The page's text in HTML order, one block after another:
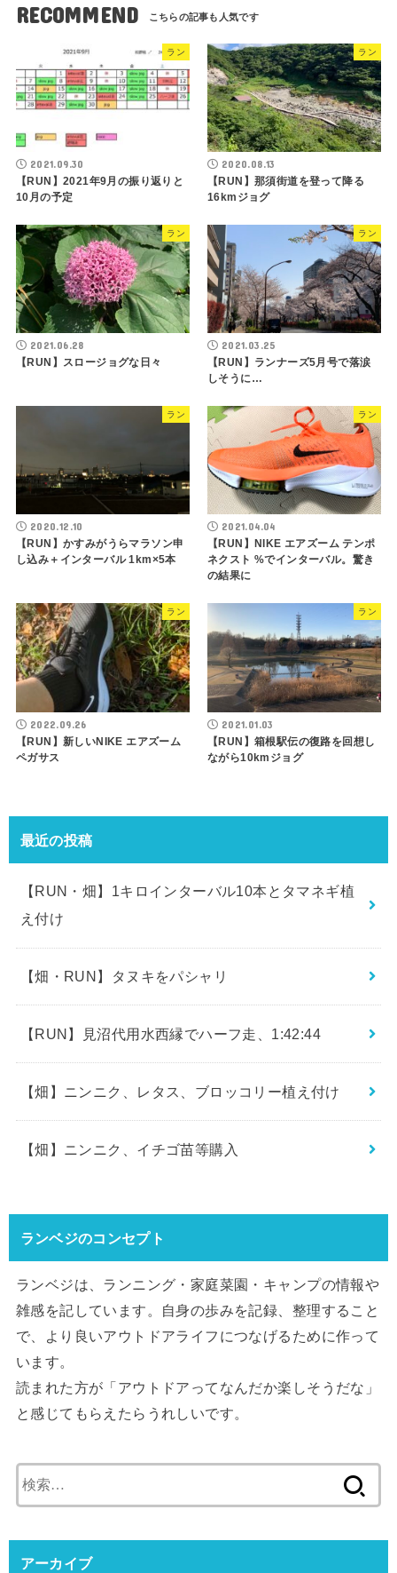
RECOMMEND
ラン
2021.09.30
【RUN】2021年9月の振り返りと
10月の予定
ラン
2020.08.13
【RUN】那須街道を登って降る
16kmジョグ
ラン
2021.06.28
【RUN】スロージョグな日々
ラン
2021.03.25
【RUN】ランナーズ5月号で落涙
しそうに…
ラン
2020.12.10
【RUN】かすみがうらマラソン申
し込み＋インターバル 1km×5本
ラン
2021.04.04
【RUN】NIKE エアズーム テンポ
ネクスト %でインターバル。驚き
の結果に
ラン
2022.09.26
【RUN】新しいNIKE エアズーム
ペガサス
ラン
2021.01.03
【RUN】箱根駅伝の復路を回想し
ながら10kmジョグ
最近の投稿
【RUN・畑】1キロインターバル10本とタマネギ植
え付け
【畑・RUN】タヌキをパシャリ
【RUN】見沼代用水西縁でハーフ走、1:42:44
【畑】ニンニク、レタス、ブロッコリー植え付け
【畑】ニンニク、イチゴ苗等購入
ランベジのコンセプト
ランベジは、ランニング・家庭菜園・キャンプの情報や
雑感を記しています。自身の歩みを記録、整理すること
で、より良いアウトドアライフにつなげるために作って
います。
読まれた方が「アウトドアってなんだか楽しそうだな」
と感じてもらえたらうれしいです。
索:
アーカイブ